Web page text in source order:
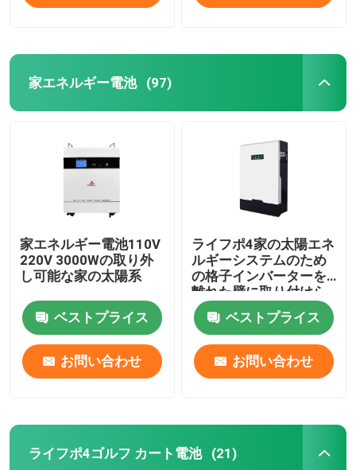
家エネルギー電池 (97)
家エネルギー電池110V
220V 3000Wの取り外
し可能な家の太陽系
ベストプライス
お問い合わせ
ライフポ4家の太陽エネ
ルギーシステムのため
の格子インバーターを
離れた壁に取り付けら
れたリチウム電池48V
ベストプライス
お問い合わせ
ライフポ4ゴルフ カート電池 (21)